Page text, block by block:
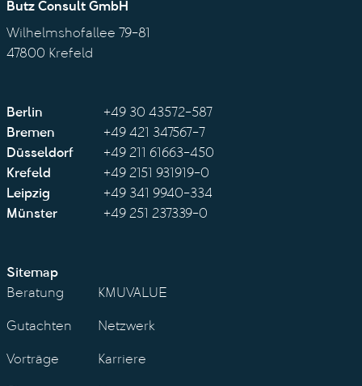
Butz Consult GmbH
Wilhelmshofallee 79-81
47800 Krefeld
Berlin
+49 30 43572-587
Bremen
+49 421 347567-7
Düsseldorf
+49 211 61663-450
Krefeld
+49 2151 931919-0
Leipzig
+49 341 9940-334
Münster
+49 251 237339-0
Sitemap
Beratung
KMUVALUE
Gutachten Netzwerk
Vorträge Karriere